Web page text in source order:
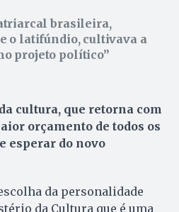
brasileira,
o latifúndio, cultivava a
projeto político
cultura, que retorna com
orçamento de todos os
esperar do novo
da personalidade
da Cultura que é uma